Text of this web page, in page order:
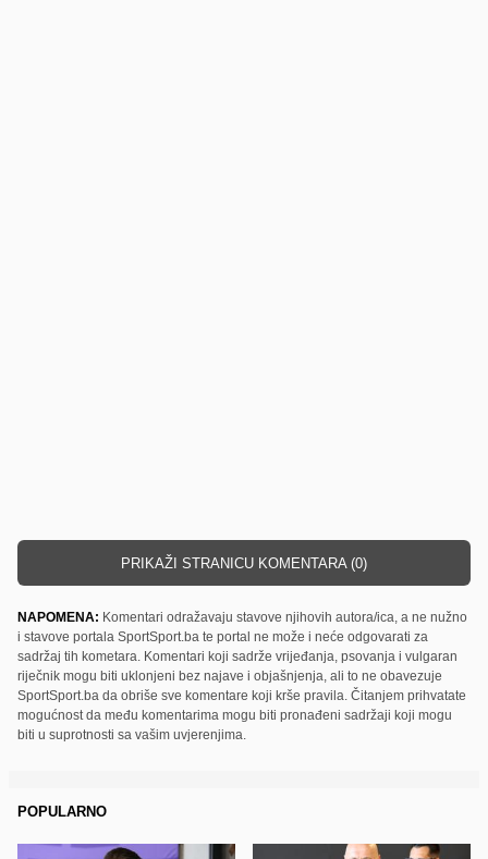
PRIKAŽI STRANICU KOMENTARA (0)
NAPOMENA: Komentari odražavaju stavove njihovih autora/ica, a ne nužno
i stavove portala SportSport.ba te portal ne može i neće odgovarati za
sadržaj tih kometara. Komentari koji sadrže vrijeđanja, psovanja i vulgaran
riječnik mogu biti uklonjeni bez najave i objašnjenja, ali to ne obavezuje
SportSport.ba da obriše sve komentare koji krše pravila. Čitanjem prihvatate
mogućnost da među komentarima mogu biti pronađeni sadržaji koji mogu
biti u suprotnosti sa vašim uvjerenjima.
POPULARNO